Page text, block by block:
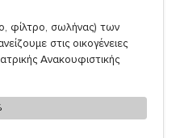
φίλτρο, σωλήνας) των
στις οικογένειες
Ανακουφιστικής